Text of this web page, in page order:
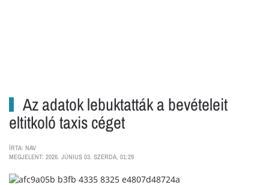
Az adatok lebuktatták a bevételeit
eltitkoló taxis céget
ÍRTA: NAV
MEGJELENT: 2026. JÚNIUS 03. SZERDA, 01:29